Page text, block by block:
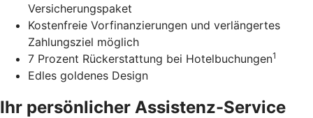
Versicherungspaket
Kostenfreie Vorfinanzierungen und verlängertes
Zahlungsziel möglich
7 Prozent Rückerstattung bei Hotelbuchungen1
Edles goldenes Design
Ihr persönlicher Assistenz-Service